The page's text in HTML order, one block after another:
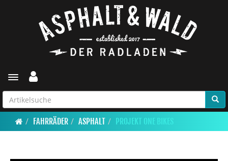
Toggle navigation
FAHRRÄDER ASPHALT PROJEKT ONE BIKES